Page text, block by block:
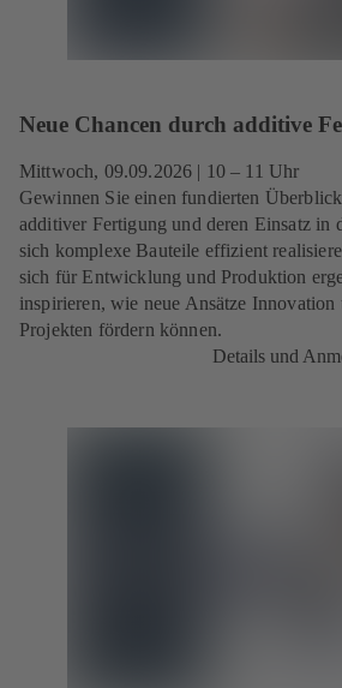
Neue Chancen durch additive
Mittwoch, 09.09.2026 | 10 – 11 Uhr
Gewinnen Sie einen fundierten
additiver Fertigung und deren Einsatz in
sich komplexe Bauteile effizient
sich für Entwicklung und Produktion
inspirieren, wie neue Ansätze
Projekten fördern können.
Details und